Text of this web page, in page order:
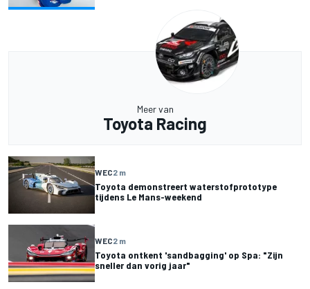
Meer van
Toyota Racing
WEC2 m
Toyota demonstreert waterstofprototype
tijdens Le Mans-weekend
WEC2 m
Toyota ontkent 'sandbagging' op Spa: "Zijn
sneller dan vorig jaar"